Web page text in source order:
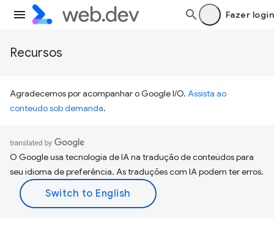
Fazer login
Recursos
Agradecemos por acompanhar o Google I/O. Assista ao
conteúdo sob demanda.
O Google usa tecnologia de IA na tradução de conteúdos para
seu idioma de preferência. As traduções com IA podem ter erros.